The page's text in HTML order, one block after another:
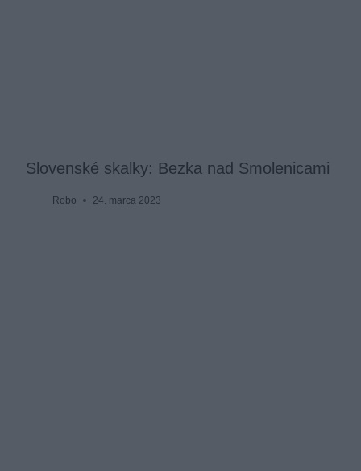
Slovenské skalky: Bezka nad Smolenicami
Robo 24. marca 2023